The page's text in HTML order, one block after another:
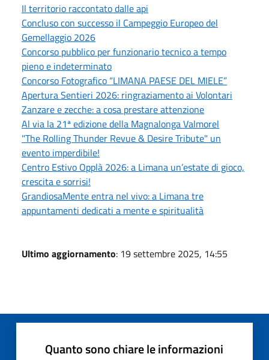
Il territorio raccontato dalle api
Concluso con successo il Campeggio Europeo del
Gemellaggio 2026
Concorso pubblico per funzionario tecnico a tempo
pieno e indeterminato
Concorso Fotografico “LIMANA PAESE DEL MIELE”
Apertura Sentieri 2026: ringraziamento ai Volontari
Zanzare e zecche: a cosa prestare attenzione
Al via la 21ª edizione della Magnalonga Valmorel
"The Rolling Thunder Revue & Desire Tribute" un
evento imperdibile!
Centro Estivo Opplà 2026: a Limana un’estate di gioco,
crescita e sorrisi!
GrandiosaMente entra nel vivo: a Limana tre
appuntamenti dedicati a mente e spiritualità
Ultimo aggiornamento: 19 settembre 2025, 14:55
Quanto sono chiare le informazioni